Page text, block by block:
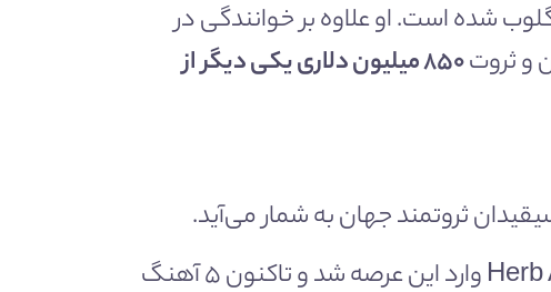
شناخته می شود، برندهٔ ۷ جایزهٔ گرمی و ۲ جایزهٔ گولدن گلوب شده است. او علاوه بر خوانندگی در
۸۵۰میلیون دلاری یکی دیگر از
او در ابتدا با عنوان آهنگساز و نوازنده در گروه موسیقی Herb Albert & The Tijuana Brass وارد این عرصه شد و تاکنون ۵ آهنگ